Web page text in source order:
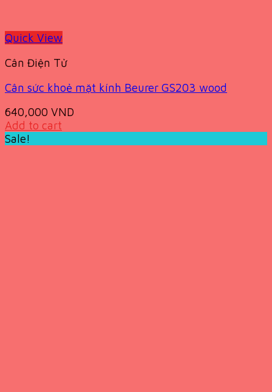
Quick View
Cân Điện Tử
Cân sức khoẻ mặt kính Beurer GS203 wood
640,000 VND
Add to cart
Sale!